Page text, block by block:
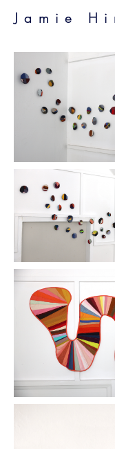
Jamie